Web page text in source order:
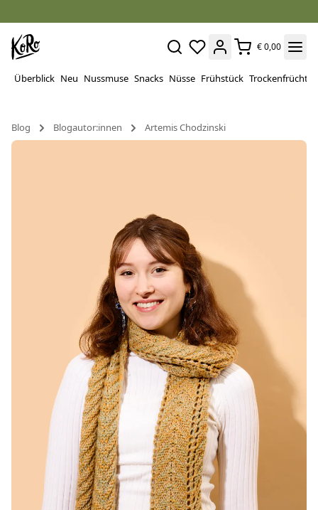
€ 0,00
Überblick Neu Nussmuse Snacks Nüsse Frühstück Trockenfrüchte
Blog
Blogautor:innen Artemis Chodzinski